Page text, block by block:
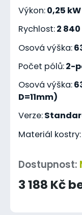
Výkon:0,25 kW
Rychlost:2
Osová výška:
Počet pólů:2-
Osová výška:
D=11mm)
Verze:
Materiál kostry:
Dostupnost:
3 188 Kč